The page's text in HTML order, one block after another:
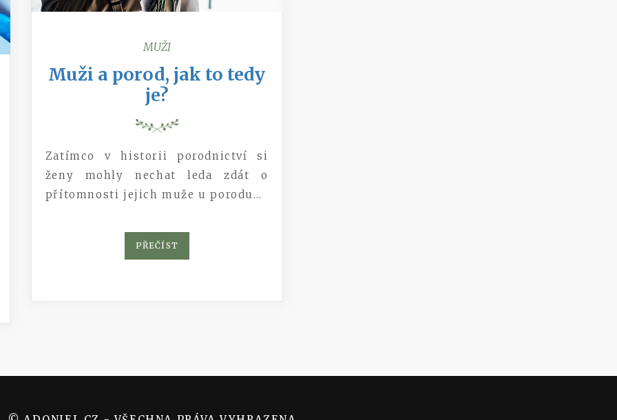
MUŽI
Muži a porod, jak to tedy
je?
Zatímco v historii porodnictví si
ženy mohly nechat leda zdát o
přítomnosti jejich muže u porodu…
PŘEČÍST